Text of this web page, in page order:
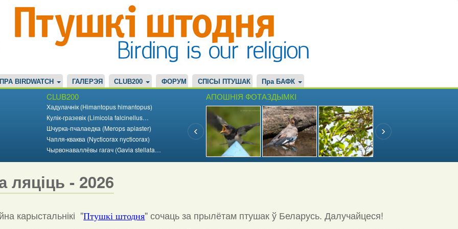
ПРА BIRDWATCH ГАЛЕРЭЯ CLUB200 ФОРУМ СПІСЫ ПТУШАК Пра БАФК
CLUB200
Хадулачнік (Himantopus himantopus)
Кулік-гразевік (Limicola falcinellus…
Шчурка-пчалаедка (Merops apiaster)
Чапля-кваква (Nycticorax nycticorax)
Чырвонаваллёвы гагач (Gavia stellata…
АПОШНІЯ ФОТАЗДЫМКІ
ляціць - 2026
карыстальнікі "Птушкі штодня" сочаць за прылётам птушак ў Беларусь. Далучайцеся!